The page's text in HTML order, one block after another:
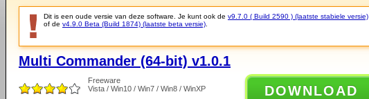
Dit is een oude versie van deze software. Je kunt ook de v9.7.0 ( Build 2590 ) (laatste stabiele versie)
of de v4.9.0 Beta (Build 1874) (laatste beta versie)
Multi Commander (64-bit) v1.0.1
Freeware
Vista / Win10 / Win7 / Win8 / WinXP
DOWNLOAD